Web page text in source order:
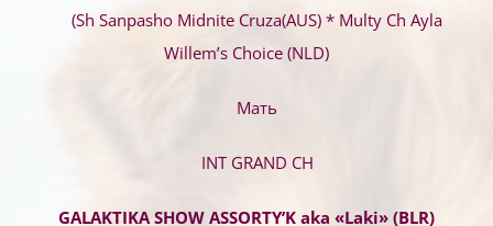
(Sh Sanpasho Midnite Cruza(AUS) * Multy Ch Ayla
Willem’s Choice (NLD)
Мать
INT GRAND CH
GALAKTIKA SHOW ASSORTY’K aka «Laki» (BLR)